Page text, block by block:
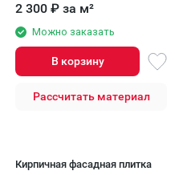
2 300 ₽ за м²
Можно заказать
В корзину
Рассчитать материал
Кирпичная фасадная плитка